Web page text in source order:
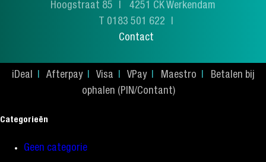
Hoogstraat 85
4251 CK Werkendam
T 0183 501 622
Contact
iDeal Afterpay Visa VPay Maestro
Betalen bij
ophalen (PIN/Contant)
Categorieën
Geen categorie